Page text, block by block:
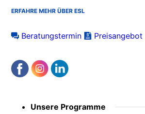
ERFAHRE MEHR ÜBER ESL
Beratungstermin Preisangebot
menu Unsere Programme